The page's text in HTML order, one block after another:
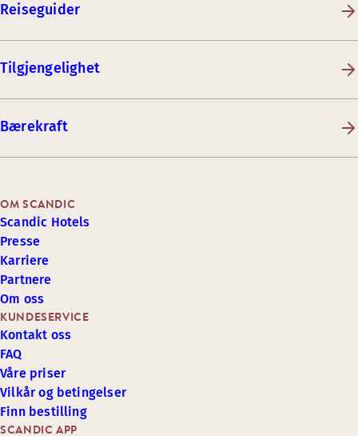
Reiseguider
Tilgjengelighet
Bærekraft
SCANDIC APP
KUNDESERVICE
Kontakt oss
FAQ
Våre priser
Vilkår og betingelser
Finn bestilling
OM SCANDIC
Scandic Hotels
Presse
Karriere
Partnere
Om oss